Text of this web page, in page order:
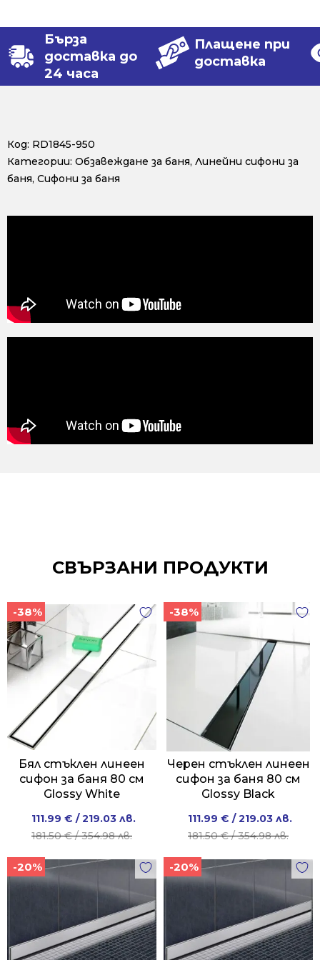
Бърза
доставка до
24 часа
Плащене при
доставка
Код: RD1845-950
Категории: Обзавеждане за баня, Линейни сифони за
баня, Сифони за баня
СВЪРЗАНИ ПРОДУКТИ
-38%
Бял стъклен линеен
сифон за баня 80 см
Glossy White
181.50€/ 354.98 лв.
Original
price
/
354.98 лв..
111.99 € / 219.03 лв.
Current
price
/
219.03 лв..
-38%
Черен стъклен линеен
сифон за баня 80 см
Glossy Black
181.50€/ 354.98 лв.
Original
price
/
354.98 лв..
111.99 € / 219.03 лв.
Current
price
/
219.03 лв..
-20% -20%